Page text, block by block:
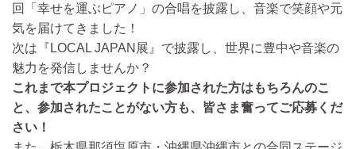
回「幸せを運ぶピアノ」の合唱を披露し、音楽で笑顔や元
気を届けてきました！
次は『LOCAL JAPAN展』で披露し、世界に豊中や音楽の
魅力を発信しませんか？
これまで本プロジェクトに参加された方はもちろんのこ
と、参加されたことがない方も、皆さま奮ってご応募くだ
さい！